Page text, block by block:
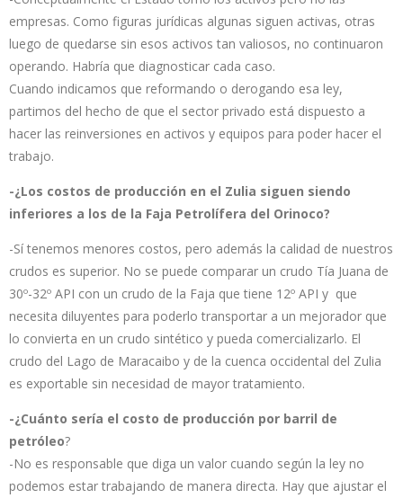
empresas. Como figuras jurídicas algunas siguen activas, otras
luego de quedarse sin esos activos tan valiosos, no continuaron
operando. Habría que diagnosticar cada caso.
Cuando indicamos que reformando o derogando esa ley,
partimos del hecho de que el sector privado está dispuesto a
hacer las reinversiones en activos y equipos para poder hacer el
trabajo.
-¿Los costos de producción en el Zulia siguen siendo
inferiores a los de la Faja Petrolífera del Orinoco?
-Sí tenemos menores costos, pero además la calidad de nuestros
crudos es superior. No se puede comparar un crudo Tía Juana de
30º-32º API con un crudo de la Faja que tiene 12º API y que
necesita diluyentes para poderlo transportar a un mejorador que
lo convierta en un crudo sintético y pueda comercializarlo. El
crudo del Lago de Maracaibo y de la cuenca occidental del Zulia
es exportable sin necesidad de mayor tratamiento.
-¿Cuánto sería el costo de producción por barril de
petróleo?
-No es responsable que diga un valor cuando según la ley no
podemos estar trabajando de manera directa. Hay que ajustar el